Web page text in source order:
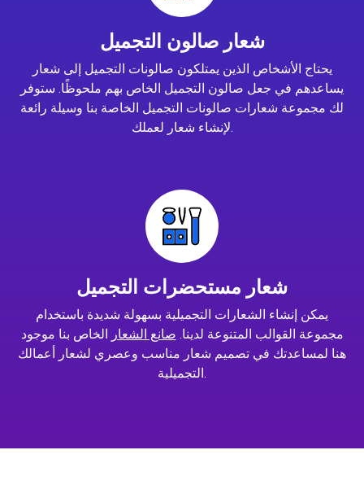
شعار صالون التجميل
يحتاج الأشخاص الذين يمتلكون صالونات التجميل إلى شعار
يساعدهم في جعل صالون التجميل الخاص بهم ملحوظًا. ستوفر
لك مجموعة شعارات صالونات التجميل الخاصة بنا وسيلة رائعة
لإنشاء شعار لعملك.
شعار مستحضرات التجميل
يمكن إنشاء الشعارات التجميلية بسهولة شديدة باستخدام
مجموعة القوالب المتنوعة لدينا. صانع الشعار الخاص بنا موجود
هنا لمساعدتك في تصميم شعار مناسب وعصري لشعار أعمالك
التجميلية.